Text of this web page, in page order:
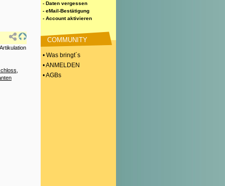
- Daten vergessen
- eMail-Bestätigung
- Account aktivieren
COMMUNITY
• Was bringt´s
• ANMELDEN
• AGBs